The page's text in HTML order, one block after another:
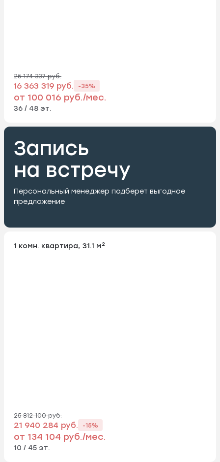
25 174 337 руб.
16 363 319 руб. -35%
от 100 016 руб./мес.
36 / 48 эт.
Запись
на встречу
Персональный менеджер подберет выгодное
предложение
1 комн. квартира, 31.1 м2
25 812 100 руб.
21 940 284 руб. -15%
от 134 104 руб./мес.
10 / 45 эт.